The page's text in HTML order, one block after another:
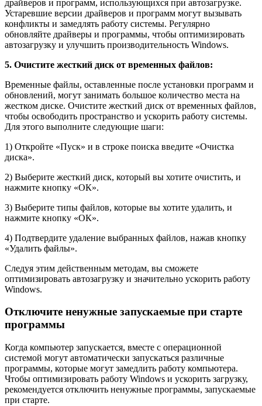
драйверов и программ, использующихся при автозагрузке.
Устаревшие версии драйверов и программ могут вызывать
конфликты и замедлять работу системы. Регулярно
обновляйте драйверы и программы, чтобы оптимизировать
автозагрузку и улучшить производительность Windows.
5. Очистите жесткий диск от временных файлов:
Временные файлы, оставленные после установки программ и
обновлений, могут занимать большое количество места на
жестком диске. Очистите жесткий диск от временных файлов,
чтобы освободить пространство и ускорить работу системы.
Для этого выполните следующие шаги:
1) Откройте «Пуск» и в строке поиска введите «Очистка
диска».
2) Выберите жесткий диск, который вы хотите очистить, и
нажмите кнопку «ОК».
3) Выберите типы файлов, которые вы хотите удалить, и
нажмите кнопку «ОК».
4) Подтвердите удаление выбранных файлов, нажав кнопку
«Удалить файлы».
Следуя этим действенным методам, вы сможете
оптимизировать автозагрузку и значительно ускорить работу
Windows.
Отключите ненужные запускаемые при старте
программы
Когда компьютер запускается, вместе с операционной
системой могут автоматически запускаться различные
программы, которые могут замедлить работу компьютера.
Чтобы оптимизировать работу Windows и ускорить загрузку,
рекомендуется отключить ненужные программы, запускаемые
при старте.